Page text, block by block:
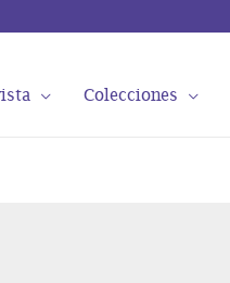
Colecciones